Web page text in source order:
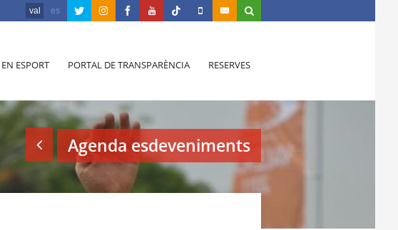
val es
ESPORT PORTAL DE TRANSPARÈNCIA RESERVES
Agenda esdeveniments